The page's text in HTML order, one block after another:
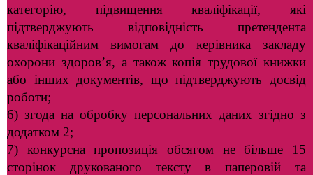
категорію, підвищення кваліфікації, які
підтверджують відповідність претендента
кваліфікаційним вимогам до керівника закладу
охорони здоров’я, а також копія трудової книжки
або інших документів, що підтверджують досвід
роботи;
6) згода на обробку персональних даних згідно з
додатком 2;
7) конкурсна пропозиція обсягом не більше 15
сторінок друкованого тексту в паперовій та